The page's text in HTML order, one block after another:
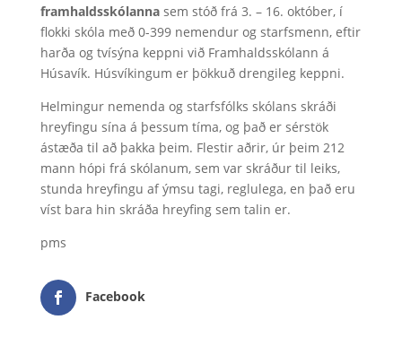
framhaldsskólannasem stóð frá 3. – 16. október, í
flokki skóla með 0-399 nemendur og starfsmenn, eftir
harða og tvísýna keppni við Framhaldsskólann á
Húsavík. Húsvíkingum er þökkuð drengileg keppni.
Helmingur nemenda og starfsfólks skólans skráði
hreyfingu sína á þessum tíma, og það er sérstök
ástæða til að þakka þeim. Flestir aðrir, úr þeim 212
mann hópi frá skólanum, sem var skráður til leiks,
stunda hreyfingu af ýmsu tagi, reglulega, en það eru
víst bara hin skráða hreyfing sem talin er.
pms
Facebook